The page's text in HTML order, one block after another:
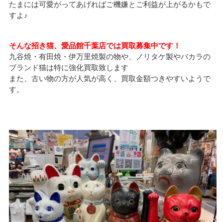
たまには可愛がってあげればご機嫌とご利益が上がるかもで
すよ♪
そんな招き猫、愛品館千葉店では買取募集中です！
九谷焼・有田焼・伊万里焼製の物や、ノリタケ製やバカラの
ブランド猫は特に強化買取致します
また、古い物の方が人気が高く、買取金額つきやすいようで
す。